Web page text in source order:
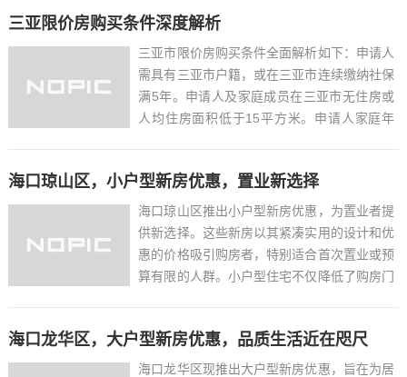
境、丰富的文化资源和便利的生活配套。精选
房产推荐将帮助您在白沙...
三亚限价房购买条件深度解析
三亚市限价房购买条件全面解析如下：申请人
需具有三亚市户籍，或在三亚市连续缴纳社保
满5年。申请人及家庭成员在三亚市无住房或
人均住房面积低于15平方米。申请人家庭年
的市民可申请购买三亚市限价房，享受政府提
供的住房保障政策。...
海口琼山区，小户型新房优惠，置业新选择
海口琼山区推出小户型新房优惠，为置业者提
供新选择。这些新房以其紧凑实用的设计和优
惠的价格吸引购房者，特别适合首次置业或预
算有限的人群。小户型住宅不仅降低了购房门
房者的需求，推动当地房地产市场的多元化发
展。...
海口龙华区，大户型新房优惠，品质生活近在咫尺
海口龙华区现推出大户型新房优惠，旨在为居